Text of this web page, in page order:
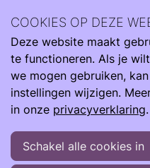
Archief 2020
Archief > 2020
december
29-12-2020-
12-12-2020-We zijn
helpt u mee?
12-12-2020 -Tweede
COOKIES OP DEZE
Deze website maakt
te functioneren. Als je
we mogen gebruiken,
instellingen wijzigen.
in onze privacyverklaring.
Schakel alle cookies in